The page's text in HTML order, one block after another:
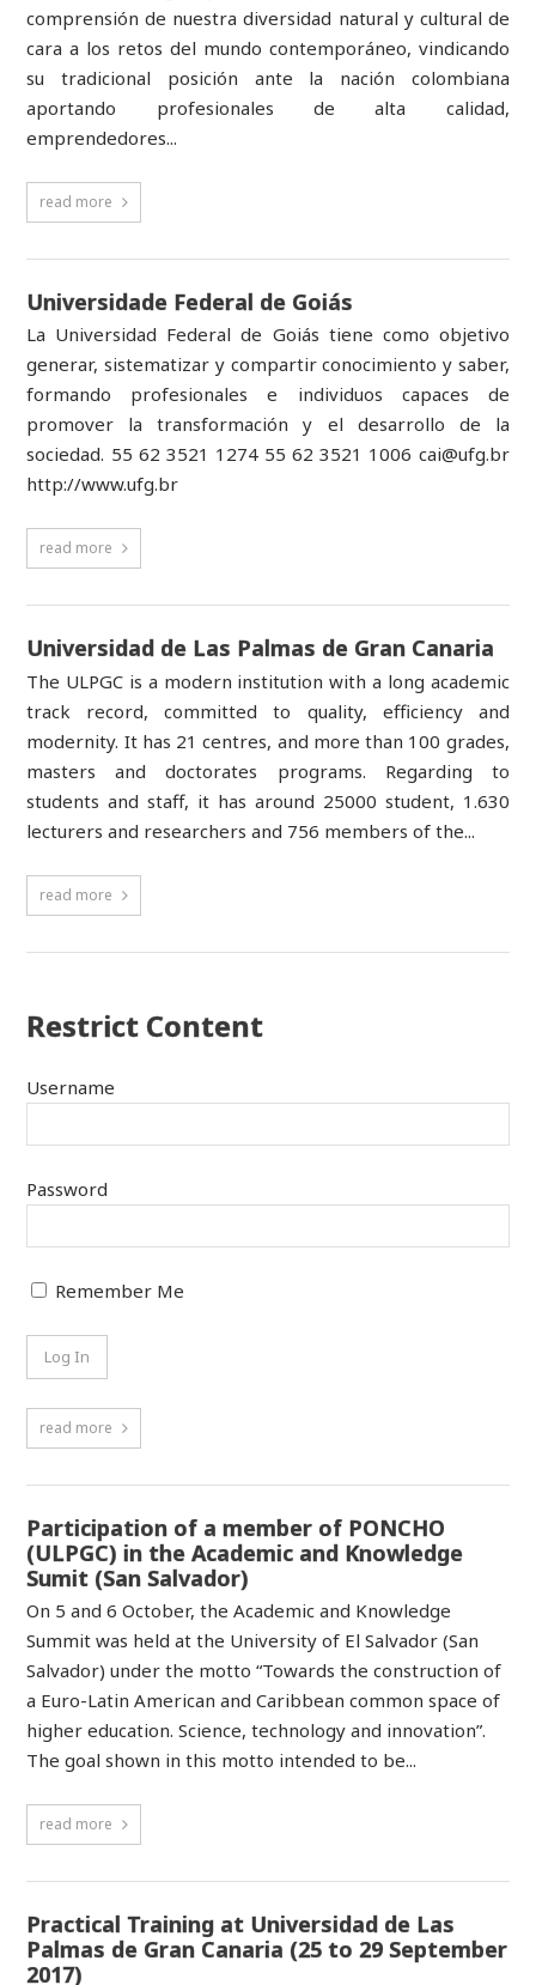
comprensión de nuestra diversidad natural y cultural de
cara a los retos del mundo contemporáneo, vindicando
su tradicional posición ante la nación colombiana
aportando profesionales de alta calidad,
emprendedores...
read more
Universidade Federal de Goiás
La Universidad Federal de Goiás tiene como objetivo
generar, sistematizar y compartir conocimiento y saber,
formando profesionales e individuos capaces de
promover la transformación y el desarrollo de la
sociedad. 55 62 3521 1274 55 62 3521 1006 cai@ufg.br
http://www.ufg.br
read more
Universidad de Las Palmas de Gran Canaria
The ULPGC is a modern institution with a long academic
track record, committed to quality, efficiency and
modernity. It has 21 centres, and more than 100 grades,
masters and doctorates programs. Regarding to
students and staff, it has around 25000 student, 1.630
lecturers and researchers and 756 members of the...
read more
Restrict Content
Username
Password
Remember Me
read more
Participation of a member of PONCHO
(ULPGC) in the Academic and Knowledge
Sumit (San Salvador)
On 5 and 6 October, the Academic and Knowledge
Summit was held at the University of El Salvador (San
Salvador) under the motto “Towards the construction of
a Euro-Latin American and Caribbean common space of
higher education. Science, technology and innovation”.
The goal shown in this motto intended to be...
read more
Practical Training at Universidad de Las
Palmas de Gran Canaria (25 to 29 September
2017)